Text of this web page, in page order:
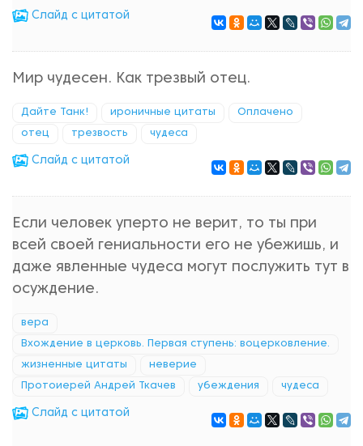
Cлайд с цитатой
Мир чудесен. Как трезвый отец.
Дайте Танк! ироничные цитаты Оплачено
отец трезвость чудеса
Cлайд с цитатой
Если человек уперто не верит, то ты при
всей своей гениальности его не убежишь, и
даже явленные чудеса могут послужить тут в
осуждение.
вера
Вхождение в церковь. Первая ступень: воцерковление.
жизненные цитаты неверие
Протоиерей Андрей Ткачев убеждения чудеса
Cлайд с цитатой